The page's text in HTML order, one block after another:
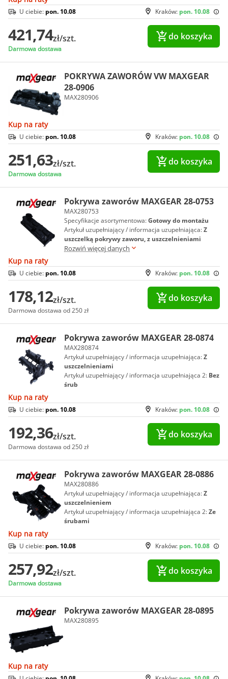
Kraków: pon. 10.08
U ciebie: pon. 10.08
421,74zł/szt.
Darmowa dostawa
do koszyka
POKRYWA ZAWORÓW VW MAXGEAR
28-0906
MAX280906
Kup na raty
Kraków: pon. 10.08
U ciebie: pon. 10.08
251,63zł/szt.
Darmowa dostawa
do koszyka
Pokrywa zaworów MAXGEAR 28-0753
MAX280753
Specyfikacje asortymentowa:Gotowy do montażu
Artykuł uzupełniający / informacja uzupełniająca:Z
uszczelką pokrywy zaworu, z uszczelnieniami
Rozwiń więcej danych
Kup na raty
Kraków: pon. 10.08
U ciebie: pon. 10.08
178,12zł/szt.
Darmowa dostawa od 250 zł
do koszyka
Pokrywa zaworów MAXGEAR 28-0874
MAX280874
Artykuł uzupełniający / informacja uzupełniająca:Z
uszczelnieniami
Artykuł uzupełniający / informacja uzupełniająca 2: Bez
śrub
Kup na raty
Kraków: pon. 10.08
U ciebie: pon. 10.08
192,36zł/szt.
Darmowa dostawa od 250 zł
do koszyka
Pokrywa zaworów MAXGEAR 28-0886
MAX280886
Artykuł uzupełniający / informacja uzupełniająca:Z
uszczelnieniem
Artykuł uzupełniający / informacja uzupełniająca 2:Ze
śrubami
Kup na raty
Kraków: pon. 10.08
U ciebie: pon. 10.08
257,92zł/szt.
Darmowa dostawa
do koszyka
Pokrywa zaworów MAXGEAR 28-0895
MAX280895
Kup na raty